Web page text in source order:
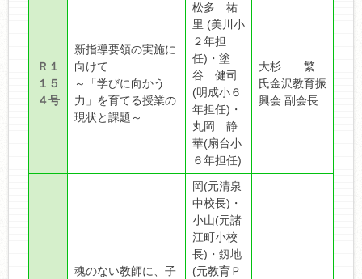
Ｒ１
１５
４号
新指導要領の実施に
向けて
～「学びに向かう
力」を育てる授業の
現状と課題～
松多 祐
里 (美川小
２年担
任)・塗
谷 健司
(明成小６
年担任)・
丸岡 静
華(扇台小
６年担任)
大杉 繁
氏金沢教育振
興会 副会長
魂のない教師に、子
岡(元清泉
中校長)・
小山(元諸
江町小校
長)・釼地
(元教育Ｐ